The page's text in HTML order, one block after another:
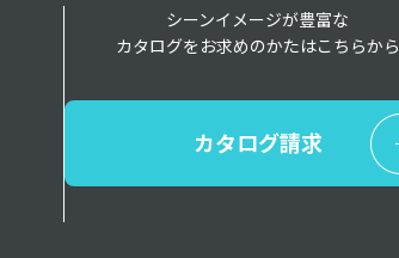
シーンイメージが豊富な
カタログをお求めのかたはこちらから
カタログ請求